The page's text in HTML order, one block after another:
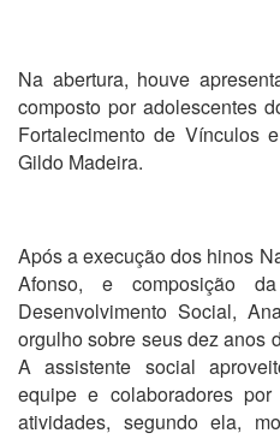
Na abertura, houve
composto por adolescentes
Fortalecimento de Vínculos
Gildo Madeira.
Após a execução dos hinos
Afonso, e composição
Desenvolvimento Social,
orgulho sobre seus dez anos
A assistente social
equipe e colaboradores
atividades, segundo ela,